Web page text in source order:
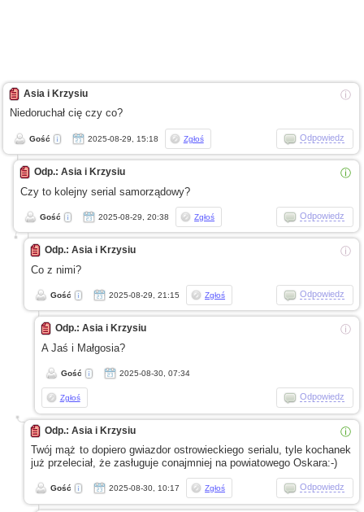
ⓘ
Asia i Krzysiu
Niedoruchał cię czy co?
Gość 2025-08-29, 15:18 Zgłoś Odpowiedz
ⓘ
Odp.: Asia i Krzysiu
Czy to kolejny serial samorządowy?
Gość 2025-08-29, 20:38 Zgłoś Odpowiedz
ⓘ
Odp.: Asia i Krzysiu
Coz nimi?
Gość 2025-08-29, 21:15 Zgłoś Odpowiedz
ⓘ
Odp.: Asia i Krzysiu
A Jaś i Małgosia?
Gość 2025-08-30, 07:34
Zgłoś Odpowiedz
ⓘ
Odp.: Asia i Krzysiu
Twój mąż to dopiero gwiazdor ostrowieckiego serialu, tyle kochanek
już przeleciał, że zasługuje conajmniej na powiatowego Oskara:-)
Gość 2025-08-30, 10:17 Zgłoś Odpowiedz